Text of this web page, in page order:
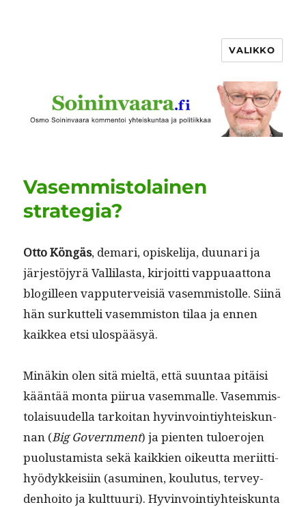
VALIKKO
Vasemmistolainen
strategia?
Otto Köngäs, demari, opiske­li­ja, duu­nari ja
jär­jestöjyrä Vallilas­ta, kir­joit­ti vap­puaat­tona
blogilleen vap­put­er­veisiä vasem­mis­tolle. Siinä
hän surkut­teli vasem­mis­ton tilaa ja ennen
kaikkea etsi ulospääsyä.
Minäkin olen sitä mieltä, että suun­taa pitäisi
kään­tää mon­ta piirua vasem­malle. Vasem­mis­
to­laisu­udel­la tarkoi­tan hyv­in­voin­tiy­hteiskun­
nan (Big Gov­ern­ment) ja pien­ten tulo­ero­jen
puo­lus­tamista sekä kaikkien oikeut­ta meri­it­ti­
hyödykkeisi­in (asum­i­nen, koulu­tus, ter­vey­
den­hoito ja kult­tuuri). Hyv­in­voin­tiy­hteiskun­ta